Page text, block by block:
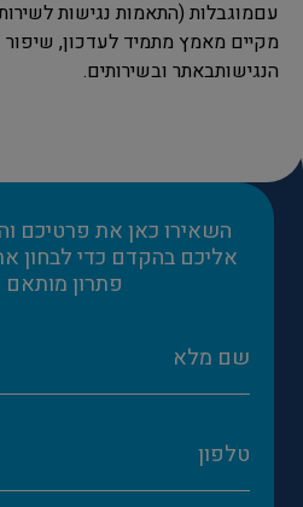
מקיים מאמץ מתמיד לעדכון,
הנגישותבאתר ובשירותים.
השאירו כאן את פרטיכם
אליכם בהקדם כדי לבחון
פתרון